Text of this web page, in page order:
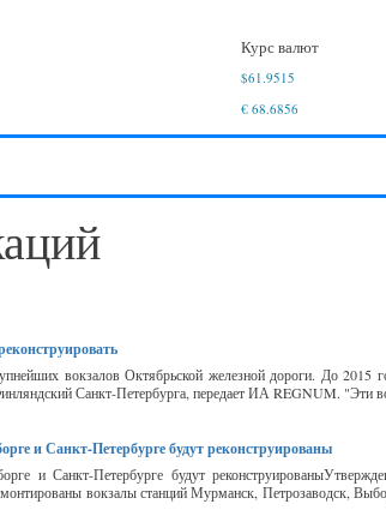
Курс валют
$61.9515
€ 68.6856
вокзалов Октябрьской железной дороги. До 2015
Санкт-Петербурга, передает ИА REGNUM. "Эти
и Санкт-Петербурге будут реконструированы
и Санкт-Петербурге будут
вокзалы станций Мурманск, Петрозаводск,